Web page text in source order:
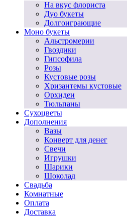
На вкус флориста
Дуо букеты
Долгоиграющие
Моно букеты
Альстромерии
Гвоздики
Гипсофила
Розы
Кустовые розы
Хризантемы кустовые
Орхидеи
Тюльпаны
Сухоцветы
Дополнения
Вазы
Конверт для денег
Свечи
Игрушки
Шарики
Шоколад
Свадьба
Комнатные
Оплата
Доставка